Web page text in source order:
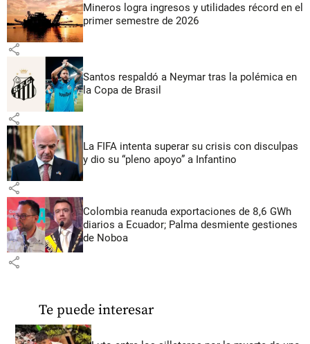
Mineros logra ingresos y utilidades récord en el
primer semestre de 2026
share
Santos respaldó a Neymar tras la polémica en
la Copa de Brasil
share
La FIFA intenta superar su crisis con disculpas
y dio su “pleno apoyo” a Infantino
share
Colombia reanuda exportaciones de 8,6 GWh
diarios a Ecuador; Palma desmiente gestiones
de Noboa
share
Te puede interesar